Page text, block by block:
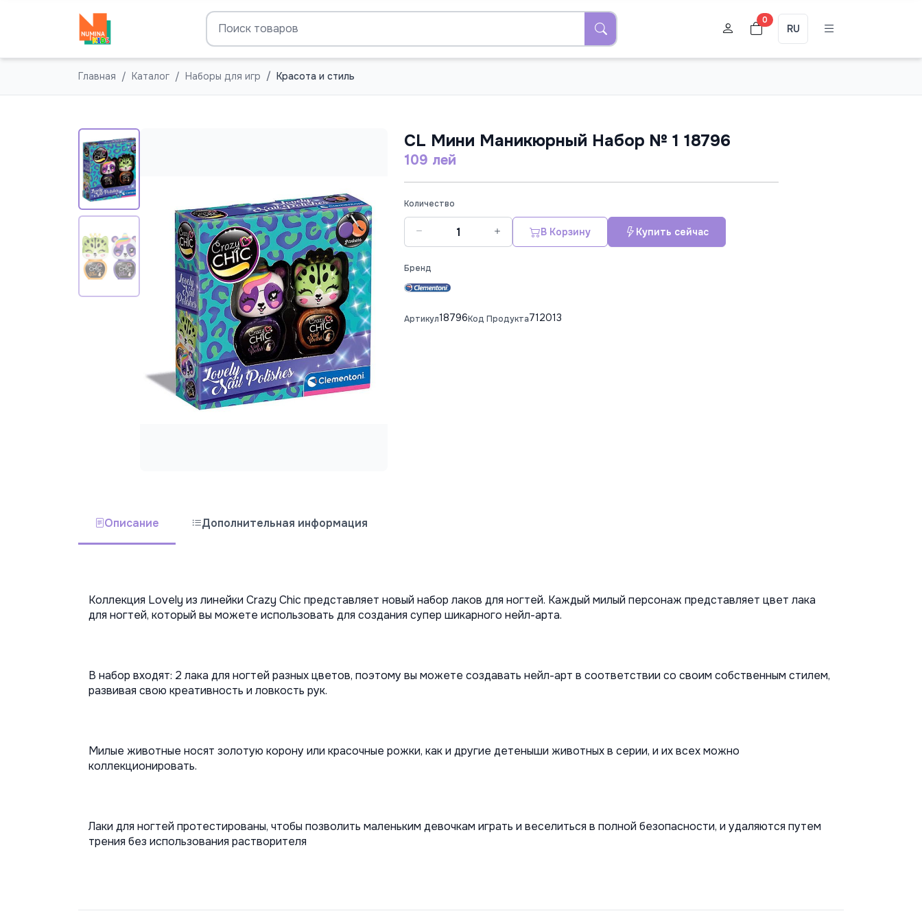
0
RU
Главная Каталог Наборы для игр Красота и стиль
CL Мини Маникюрный Набор № 1 18796
109 лей
Количество
В Корзину Купить сейчас
Бренд
Артикул18796Код Продукта712013
Описание Дополнительная информация
Коллекция Lovely из линейки Crazy Chic представляет новый набор лаков для ногтей. Каждый милый персонаж представляет цвет лака
для ногтей, который вы можете использовать для создания супер шикарного нейл-арта.
В набор входят: 2 лака для ногтей разных цветов, поэтому вы можете создавать нейл-арт в соответствии со своим собственным стилем,
развивая свою креативность и ловкость рук.
Милые животные носят золотую корону или красочные рожки, как и другие детеныши животных в серии, и их всех можно
коллекционировать.
Лаки для ногтей протестированы, чтобы позволить маленьким девочкам играть и веселиться в полной безопасности, и удаляются путем
трения без использования растворителя